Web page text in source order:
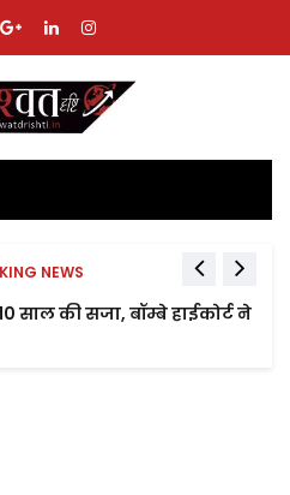
NEWS
की सजा, बॉम्बे हाईकोर्ट ने